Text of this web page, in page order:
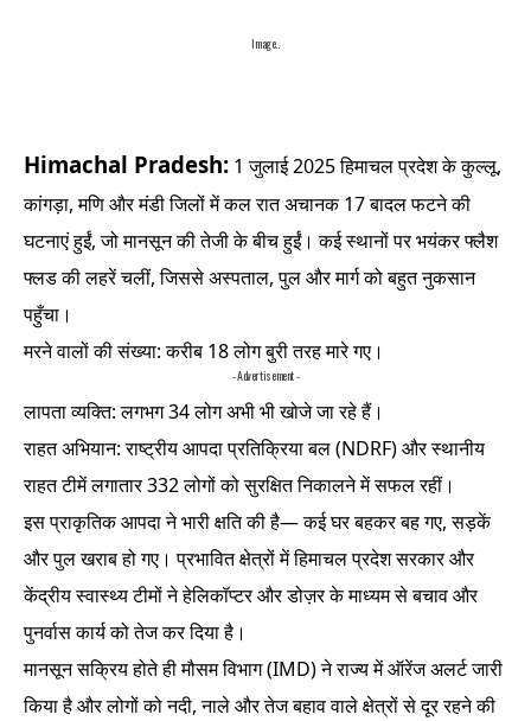
Image..
Himachal Pradesh: 1 जुलाई 2025 हिमाचल प्रदेश के कुल्लू,
कांगड़ा, मणि और मंडी जिलों में कल रात अचानक 17 बादल फटने की
घटनाएं हुईं, जो मानसून की तेजी के बीच हुईं। कई स्थानों पर भयंकर फ्लैश
फ्लड की लहरें चलीं, जिससे अस्पताल, पुल और मार्ग को बहुत नुकसान
पहुँचा।
मरने वालों की संख्या: करीब 18 लोग बुरी तरह मारे गए।
- Advertisement -
लापता व्यक्ति: लगभग 34 लोग अभी भी खोजे जा रहे हैं।
राहत अभियान: राष्ट्रीय आपदा प्रतिक्रिया बल (NDRF) और स्थानीय
राहत टीमें लगातार 332 लोगों को सुरक्षित निकालने में सफल रहीं।
इस प्राकृतिक आपदा ने भारी क्षति की है— कई घर बहकर बह गए, सड़कें
और पुल खराब हो गए। प्रभावित क्षेत्रों में हिमाचल प्रदेश सरकार और
केंद्रीय स्वास्थ्य टीमों ने हेलिकॉप्टर और डोज़र के माध्यम से बचाव और
पुनर्वास कार्य को तेज कर दिया है।
मानसून सक्रिय होते ही मौसम विभाग (IMD) ने राज्य में ऑरेंज अलर्ट जारी
किया है और लोगों को नदी, नाले और तेज बहाव वाले क्षेत्रों से दूर रहने की